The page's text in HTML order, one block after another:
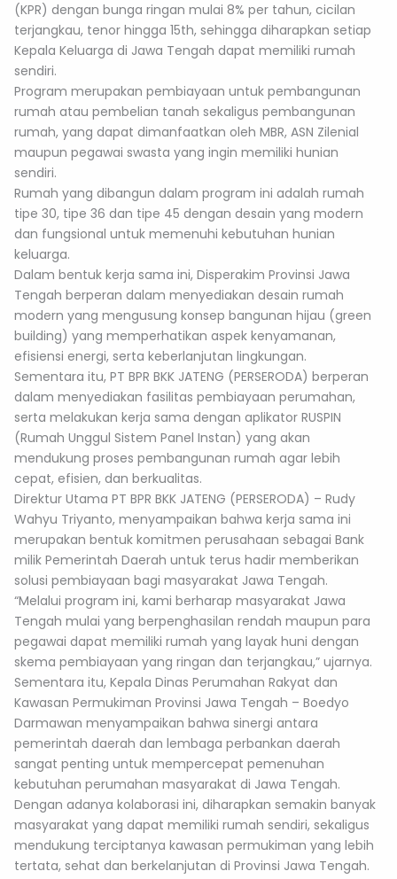
(KPR) dengan bunga ringan mulai 8% per tahun, cicilan
terjangkau, tenor hingga 15th, sehingga diharapkan setiap
Kepala Keluarga di Jawa Tengah dapat memiliki rumah
sendiri.
Program merupakan pembiayaan untuk pembangunan
rumah atau pembelian tanah sekaligus pembangunan
rumah, yang dapat dimanfaatkan oleh MBR, ASN Zilenial
maupun pegawai swasta yang ingin memiliki hunian
sendiri.
Rumah yang dibangun dalam program ini adalah rumah
tipe 30, tipe 36 dan tipe 45 dengan desain yang modern
dan fungsional untuk memenuhi kebutuhan hunian
keluarga.
Dalam bentuk kerja sama ini, Disperakim Provinsi Jawa
Tengah berperan dalam menyediakan desain rumah
modern yang mengusung konsep bangunan hijau (green
building) yang memperhatikan aspek kenyamanan,
efisiensi energi, serta keberlanjutan lingkungan.
Sementara itu, PT BPR BKK JATENG (PERSERODA) berperan
dalam menyediakan fasilitas pembiayaan perumahan,
serta melakukan kerja sama dengan aplikator RUSPIN
(Rumah Unggul Sistem Panel Instan) yang akan
mendukung proses pembangunan rumah agar lebih
cepat, efisien, dan berkualitas.
Direktur Utama PT BPR BKK JATENG (PERSERODA) – Rudy
Wahyu Triyanto, menyampaikan bahwa kerja sama ini
merupakan bentuk komitmen perusahaan sebagai Bank
milik Pemerintah Daerah untuk terus hadir memberikan
solusi pembiayaan bagi masyarakat Jawa Tengah.
“Melalui program ini, kami berharap masyarakat Jawa
Tengah mulai yang berpenghasilan rendah maupun para
pegawai dapat memiliki rumah yang layak huni dengan
skema pembiayaan yang ringan dan terjangkau,” ujarnya.
Sementara itu, Kepala Dinas Perumahan Rakyat dan
Kawasan Permukiman Provinsi Jawa Tengah – Boedyo
Darmawan menyampaikan bahwa sinergi antara
pemerintah daerah dan lembaga perbankan daerah
sangat penting untuk mempercepat pemenuhan
kebutuhan perumahan masyarakat di Jawa Tengah.
Dengan adanya kolaborasi ini, diharapkan semakin banyak
masyarakat yang dapat memiliki rumah sendiri, sekaligus
mendukung terciptanya kawasan permukiman yang lebih
tertata, sehat dan berkelanjutan di Provinsi Jawa Tengah.